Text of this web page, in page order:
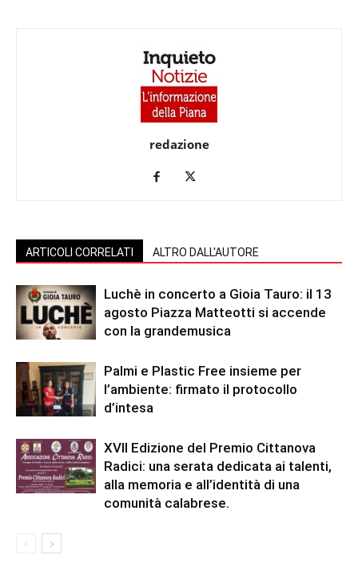
redazione
ARTICOLI CORRELATI ALTRO DALL'AUTORE
Luchè in concerto a Gioia Tauro: il 13
agosto Piazza Matteotti si accende
con la grandemusica
Palmi e Plastic Free insieme per
l’ambiente: firmato il protocollo
d’intesa
XVII Edizione del Premio Cittanova
Radici: una serata dedicata ai talenti,
alla memoria e all’identità di una
comunità calabrese.